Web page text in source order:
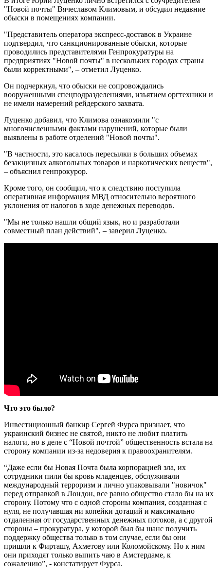
"Новой почты" Вячеславом Климовым, и обсудил недавние
обыски в помещениях компании.
"Представитель оператора экспресс-доставок в Украине
подтвердил, что санкционированные обыски, которые
проводились представителями Генпрокуратуры на
предприятиях "Новой почты" в нескольких городах страны
были корректными", – отметил Луценко.
Он подчеркнул, что обыски не сопровождались
вооруженными спецподразделениями, изъятием оргтехники и
не имели намерений рейдерского захвата.
Луценко добавил, что Климова ознакомили "с
многочисленными фактами нарушений, которые были
выявлены в работе отделений "Новой почты".
"В частности, это касалось пересылки в больших объемах
безакцизных алкогольных товаров и наркотических веществ",
– объяснил генпрокурор.
Кроме того, он сообщил, что к следствию поступила
оперативная информация МВД относительно вероятного
уклонения от налогов в ходе денежных переводов.
"Мы не только нашли общий язык, но и разработали
совместный план действий", – заверил Луценко.
Что это было?
Инвестиционный банкир Сергей Фурса признает, что
украинский бизнес не святой, никто не любит платить
налоги, но в деле с “Новой почтой” общественность встала на
сторону компании из-за недоверия к правоохранителям.
“Даже если бы Новая Почта была корпорацией зла, их
сотрудники пили бы кровь младенцев, обслуживали
международный терроризм и лично упаковывали "новичок"
перед отправкой в Лондон, все равно общество стало бы на их
сторону. Потому что с одной стороны компания, созданная с
нуля, не получавшая ни копейки дотаций и максимально
отдаленная от государственных денежных потоков, а с другой
стороны – прокуратура, у которой был бы шанс получить
поддержку общества только в том случае, если бы они
пришли к Фирташу, Ахметову или Коломойскому. Но к ним
они приходят только выпить чаю в Амстердаме, к
сожалению”, - констатирует Фурса.